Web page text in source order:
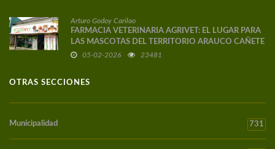
Arturo Godoy Carilao
FARMACIA VETERINARIA AGRIVET: EL LUGAR PARA
LAS MASCOTAS DEL TERRITORIO ARAUCO CAÑETE
05-02-2026 23481
OTRAS SECCIONES
Municipalidad 731